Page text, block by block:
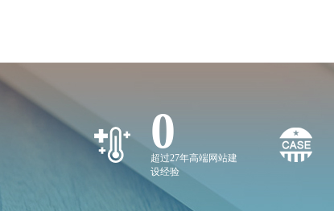
0
超过27年高端网站建
设经验